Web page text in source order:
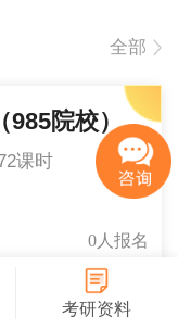
全部
985院校）
课时
0人报名
立即报名
考研资料